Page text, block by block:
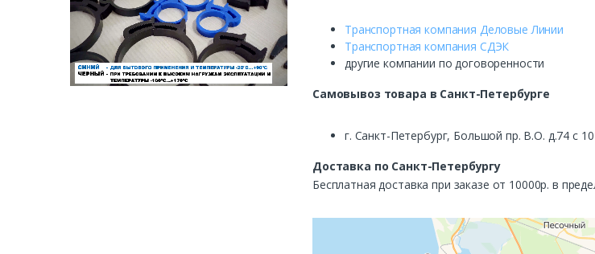
Транспортная компания Деловые Линии
Транспортная компания СДЭК
другие компании по договоренности
Самовывоз товара в Санкт-Петербурге
г. Санкт-Петербург, Большой пр. В.О. д.74 с
Доставка по Санкт-Петербургу
Бесплатная доставка при заказе от 10000р. в